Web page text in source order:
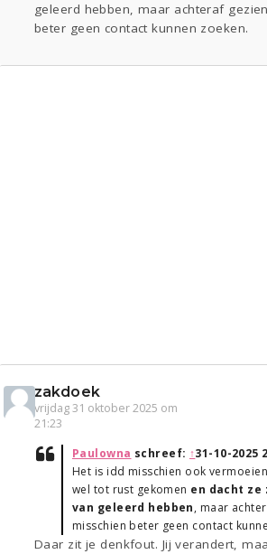
geleerd hebben, maar achteraf
beter geen contact kunnen zoeken.
zakdoek
vrijdag 31 oktober 2025 om
21:23
Paulowna schreef: ↑31-10-2025
Het is idd misschien ook
wel tot rust gekomen en dacht ze
van geleerd hebben, maar
misschien beter geen contact
Daar zit je denkfout. Jij verandert,